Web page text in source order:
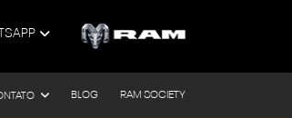
BLOG RAM SOCIETY